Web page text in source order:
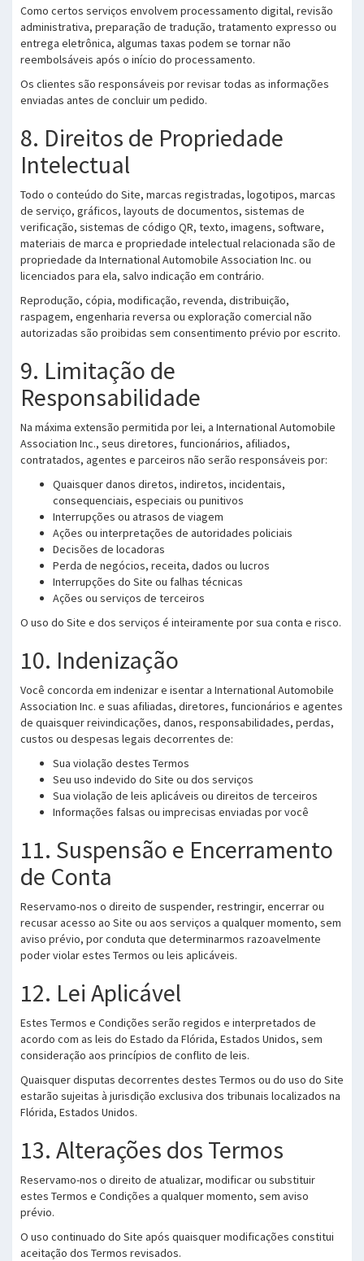
Como certos serviços envolvem processamento digital, revisão
administrativa, preparação de tradução, tratamento expresso ou
entrega eletrônica, algumas taxas podem se tornar não
reembolsáveis após o início do processamento.
Os clientes são responsáveis por revisar todas as informações
enviadas antes de concluir um pedido.
8. Direitos de Propriedade
Intelectual
Todo o conteúdo do Site, marcas registradas, logotipos, marcas
de serviço, gráficos, layouts de documentos, sistemas de
verificação, sistemas de código QR, texto, imagens, software,
materiais de marca e propriedade intelectual relacionada são de
propriedade da International Automobile Association Inc. ou
licenciados para ela, salvo indicação em contrário.
Reprodução, cópia, modificação, revenda, distribuição,
raspagem, engenharia reversa ou exploração comercial não
autorizadas são proibidas sem consentimento prévio por escrito.
9. Limitação de
Responsabilidade
Na máxima extensão permitida por lei, a International Automobile
Association Inc., seus diretores, funcionários, afiliados,
contratados, agentes e parceiros não serão responsáveis por:
Quaisquer danos diretos, indiretos, incidentais,
consequenciais, especiais ou punitivos
Interrupções ou atrasos de viagem
Ações ou interpretações de autoridades policiais
Decisões de locadoras
Perda de negócios, receita, dados ou lucros
Interrupções do Site ou falhas técnicas
Ações ou serviços de terceiros
O uso do Site e dos serviços é inteiramente por sua conta e risco.
10. Indenização
Você concorda em indenizar e isentar a International Automobile
Association Inc. e suas afiliadas, diretores, funcionários e agentes
de quaisquer reivindicações, danos, responsabilidades, perdas,
custos ou despesas legais decorrentes de:
Sua violação destes Termos
Seu uso indevido do Site ou dos serviços
Sua violação de leis aplicáveis ou direitos de terceiros
Informações falsas ou imprecisas enviadas por você
11. Suspensão e Encerramento
de Conta
Reservamo-nos o direito de suspender, restringir, encerrar ou
recusar acesso ao Site ou aos serviços a qualquer momento, sem
aviso prévio, por conduta que determinarmos razoavelmente
poder violar estes Termos ou leis aplicáveis.
12. Lei Aplicável
Estes Termos e Condições serão regidos e interpretados de
acordo com as leis do Estado da Flórida, Estados Unidos, sem
consideração aos princípios de conflito de leis.
Quaisquer disputas decorrentes destes Termos ou do uso do Site
estarão sujeitas à jurisdição exclusiva dos tribunais localizados na
Flórida, Estados Unidos.
13. Alterações dos Termos
Reservamo-nos o direito de atualizar, modificar ou substituir
estes Termos e Condições a qualquer momento, sem aviso
prévio.
O uso continuado do Site após quaisquer modificações constitui
aceitação dos Termos revisados.